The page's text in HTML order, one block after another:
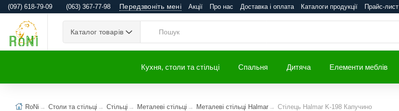
(097) 618-79-09 (063) 367-77-98 Передзвоніть мені Акції Про нас Доставка і оплата Каталоги продукції Прайс-лист
Каталог товарів
Кухня, столи та стільці Спальня Дитяча Елементи меблів
RoNi Столи та стільці Стільці Металеві стільці Металеві стільці Halmar Стілець Halmar K-198 Капучино